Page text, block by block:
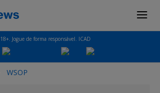
18+. Jogue de forma responsável. ICAD
WSOP